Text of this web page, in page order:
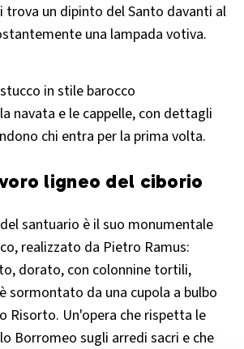
trova un dipinto del Santo davanti al
una lampada votiva.
in stile barocco
navata e le cappelle, con dettagli
chi entra per la prima volta.
ligneo del ciborio
santuario è il suo monumentale
realizzato da Pietro Ramus:
dorato, con colonnine tortili,
sormontato da una cupola a bulbo
Risorto. Un'opera che rispetta le
Borromeo sugli arredi sacri e che